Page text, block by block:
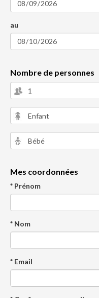
au
Nombre de personnes
Mes coordonnées
* Prénom
* Nom
* Email